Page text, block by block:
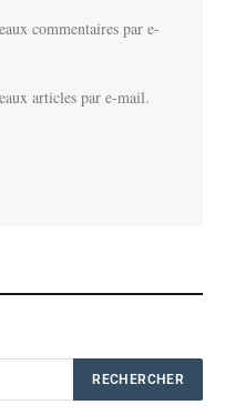
commentaires par e-
articles par e-mail.